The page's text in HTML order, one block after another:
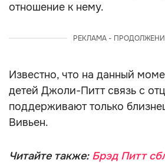
отношение к нему.
РЕКЛАМА -
Известно, что на данный
детей Джоли-Питт связь с
поддерживают только
Вивьен.
Читайте также: Брэд Питт